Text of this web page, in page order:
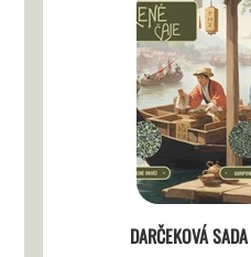
DARČEKOVÁ